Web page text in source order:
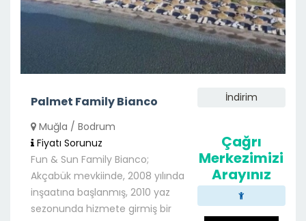
Palmet Family Bianco
Muğla / Bodrum
Fiyatı Sorunuz
Fun & Sun Family Bianco;
Akçabük mevkiinde, 2008 yılında
inşaatına başlanmış, 2010 yaz
sezonunda hizmete girmiş bir
İndirim
Çağrı
Merkezimizi
Arayınız